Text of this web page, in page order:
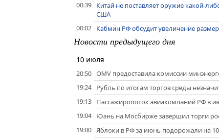
00:39
Китай не поставляет оружие какой-
США
00:02
Кабмин РФ обсудит увеличение
Новости предыдущего дня
10 июля
20:50 OMV предоставила комиссии
19:24
Рубль по итогам торгов среды
19:13
Пассажиропоток авиакомпаний РФ в
19:04
Юань на Мосбирже завершил торги
19:00 Яблоки в РФ за июнь подорожали на